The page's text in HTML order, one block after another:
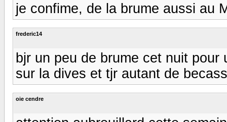
je confime, de la brume aussi au
frederic14
bjr un peu de brume cet nuit
sur la dives et tjr autant de
oie cendre